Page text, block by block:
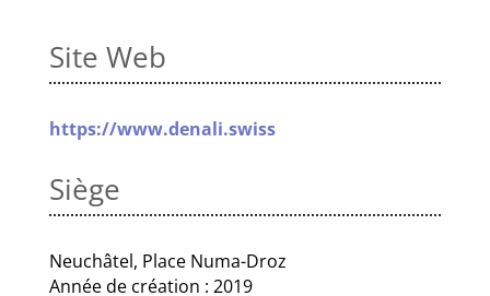
Site Web
https://www.denali.swiss
Siège
Neuchâtel, Place Numa-Droz
Année de création : 2019